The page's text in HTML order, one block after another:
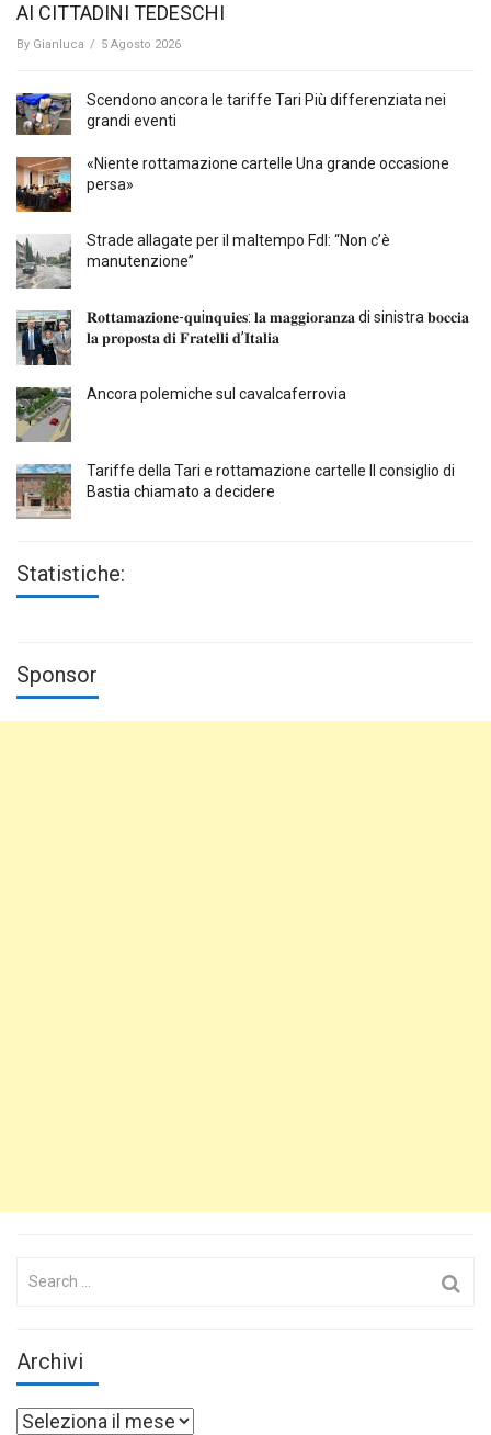
AI CITTADINI TEDESCHI
By Gianluca / 5 Agosto 2026
Scendono ancora le tariffe Tari Più differenziata nei
grandi eventi
«Niente rottamazione cartelle Una grande occasione
persa»
Strade allagate per il maltempo FdI: “Non c’è
manutenzione”
𝐑𝐨𝐭𝐭𝐚𝐦𝐚𝐳𝐢𝐨𝐧𝐞-𝐪𝐮i𝐧𝐪𝐮𝐢𝐞𝐬: 𝐥𝐚 𝐦𝐚𝐠𝐠𝐢𝐨𝐫𝐚𝐧𝐳𝐚 di sinistra 𝐛𝐨𝐜𝐜𝐢𝐚
𝐥𝐚 𝐩𝐫𝐨𝐩𝐨𝐬𝐭𝐚 𝐝𝐢 𝐅𝐫𝐚𝐭𝐞𝐥𝐥𝐢 𝐝’𝐈𝐭𝐚𝐥𝐢𝐚
Ancora polemiche sul cavalcaferrovia
Tariffe della Tari e rottamazione cartelle Il consiglio di
Bastia chiamato a decidere
Statistiche:
Sponsor
Search
Archivi
Archivi